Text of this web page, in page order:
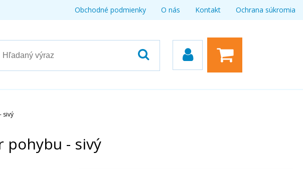
Obchodné podmienky O nás Kontakt Ochrana súkromia
sivý
pohybu - sivý